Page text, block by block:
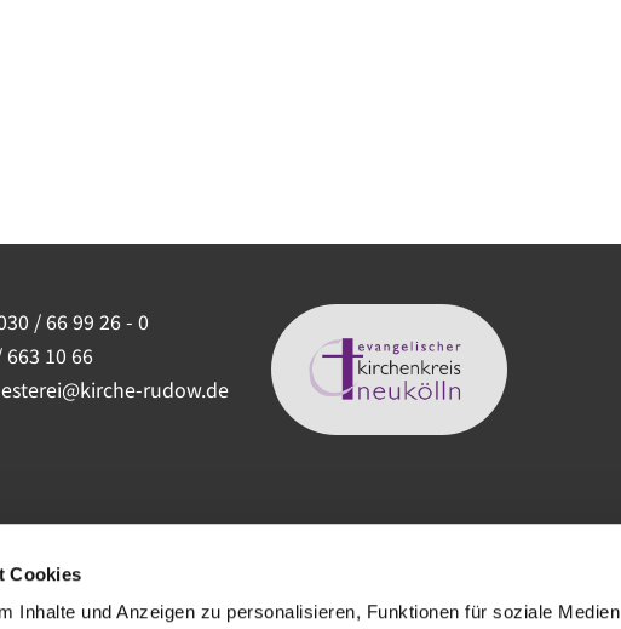
Cookies
Inhalte und Anzeigen zu personalisieren, Funktionen für soziale Medien
/ 66 99 26 - 0
663 10 66
rudow.de